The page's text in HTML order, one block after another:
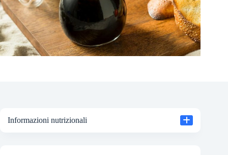
Informazioni nutrizionali